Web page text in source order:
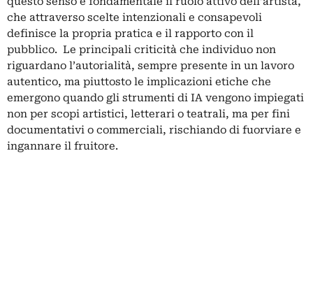
che attraverso scelte intenzionali e consapevoli
definisce la propria pratica e il rapporto con il
pubblico. Le principali criticità che individuo non
riguardano l’autorialità, sempre presente in un lavoro
autentico, ma piuttosto le implicazioni etiche che
emergono quando gli strumenti di IA vengono impiegati
non per scopi artistici, letterari o teatrali, ma per fini
documentativi o commerciali, rischiando di fuorviare e
ingannare il fruitore.